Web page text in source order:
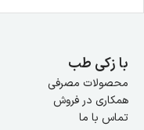
با زکی طب
محصولات مصرفی
همکاری در فروش
تماس با ما